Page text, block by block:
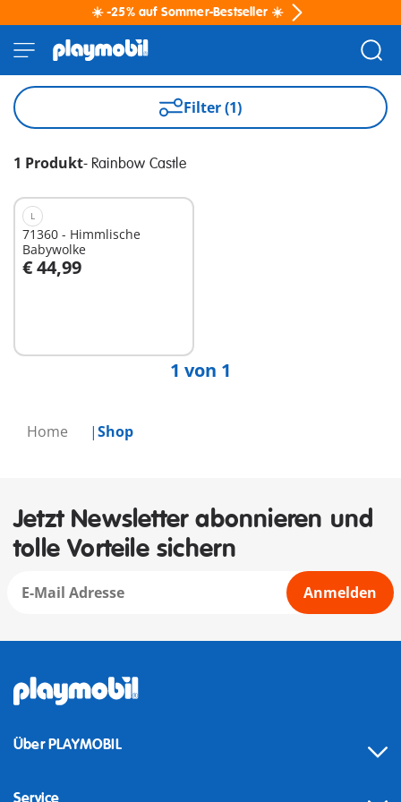
☀️ -25% auf Sommer-Bestseller ☀️
Home Shop
Filter (1)
1 Produkt- Rainbow Castle
L
71360 - Himmlische
Babywolke
€ 44,99
In den Warenkorb
1 von 1
Jetzt Newsletter abonnieren und
tolle Vorteile sichern
Anmelden
Über PLAYMOBIL
Service